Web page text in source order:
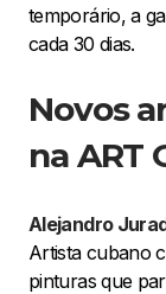
temporário, a
cada 30 dias.
Novos
na ART
Alejandro
Artista cubano
pinturas que